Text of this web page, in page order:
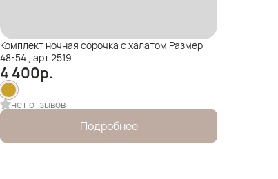
Комплект ночная сорочка с халатом Размер
48-54 , арт.2519
4 400р.
нет отзывов
Подробнее